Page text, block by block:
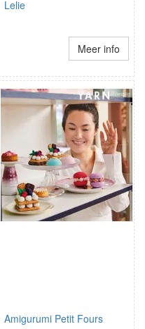
Lelie
Meer info
Amigurumi Petit Fours